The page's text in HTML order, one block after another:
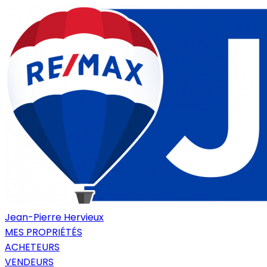
Jean-Pierre Hervieux
MES PROPRIÉTÉS
ACHETEURS
VENDEURS